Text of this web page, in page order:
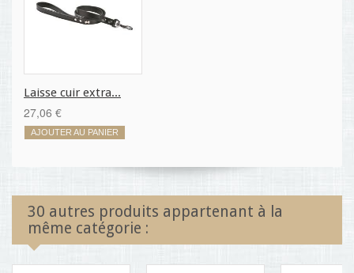
Laisse cuir extra...
27,06 €
AJOUTER AU PANIER
30 autres produits appartenant à la
même catégorie :